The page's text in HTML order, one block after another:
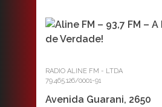
RADIO ALINE FM - LTDA
79.465.126/0001-91
Avenida Guarani, 2650